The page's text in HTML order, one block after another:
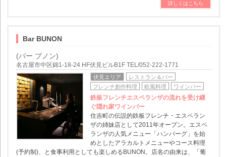
詳しくはこちら
Bar BUNON
(バー ブノン)
名古屋市中区錦1-18-24 HF伏見ビルB1F TEL/052-222-1771
伏見エリア
レストラン＆バー
フレンチ創作料理
欧風料理 ワインバー
鉄板フレンチエスペランザの流れを受け継
ぐ隠れ家ワインバー
住吉町の伝説的鉄板フレンチ・エスペラン
ザの姉妹店として2011年オープン。エスペ
ランザの人気メニュー「ハンバーグ」を始
めとしたアラカルトメニューやコース料理
(予約制)、と食事利用としても楽しめるBUNON。店名の由来は、「葡